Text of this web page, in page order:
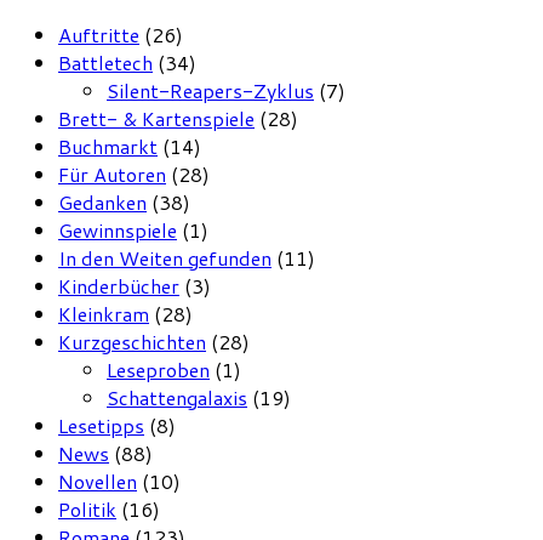
Auftritte (26)
Battletech (34)
Silent-Reapers-Zyklus (7)
Brett- & Kartenspiele (28)
Buchmarkt (14)
Für Autoren (28)
Gedanken (38)
Gewinnspiele (1)
In den Weiten gefunden (11)
Kinderbücher (3)
Kleinkram (28)
Kurzgeschichten (28)
Leseproben (1)
Schattengalaxis (19)
Lesetipps (8)
News (88)
Novellen (10)
Politik (16)